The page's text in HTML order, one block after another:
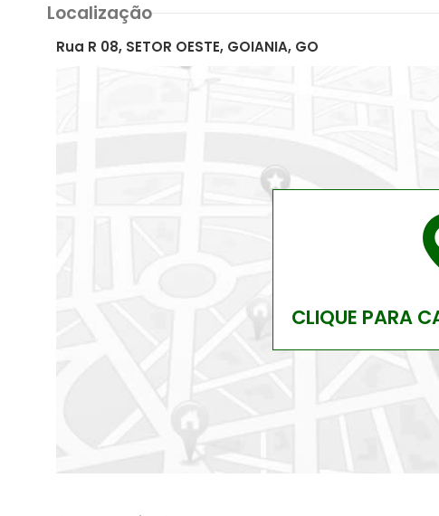
Localização
Rua R 08, SETOR OESTE, GOIANIA, GO
CLIQUE PARA